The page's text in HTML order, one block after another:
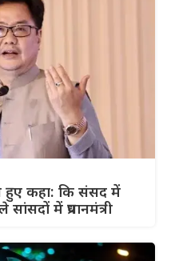
हुए कहा: कि संसद में
में प्रधानमंत्री